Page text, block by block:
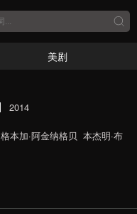
美剧
2014
格本加·阿金纳格贝 本杰明·布